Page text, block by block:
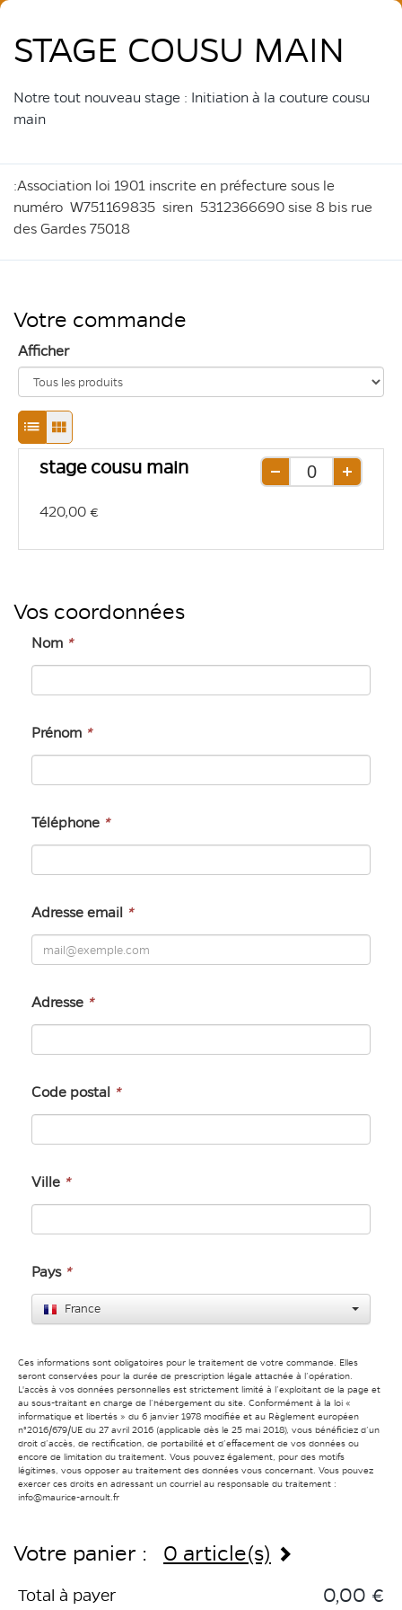
STAGE COUSU MAIN
Notre tout nouveau stage : Initiation à la couture cousu
main
:Association loi 1901 inscrite en préfecture sous le
numéro W751169835 siren 5312366690 sise 8 bis rue
des Gardes 75018
Votre commande
Afficher
Passage
en
mode
d'affichage
Passage
en
mode
d'affichage
stage cousu main
420,00 €
Retirer
Ajouter
Vos coordonnées
Nom *
Prénom *
Téléphone *
Adresse email *
Adresse *
Code postal *
Ville *
Pays *
France
Ces informations sont obligatoires pour le traitement de votre commande. Elles
seront conservées pour la durée de prescription légale attachée à l’opération.
L'accès à vos données personnelles est strictement limité à l’exploitant de la page et
au sous-traitant en charge de l’hébergement du site. Conformément à la loi «
informatique et libertés » du 6 janvier 1978 modifiée et au Règlement européen
n°2016/679/UE du 27 avril 2016 (applicable dès le 25 mai 2018), vous bénéficiez d’un
droit d’accès, de rectification, de portabilité et d’effacement de vos données ou
encore de limitation du traitement. Vous pouvez également, pour des motifs
légitimes, vous opposer au traitement des données vous concernant. Vous pouvez
exercer ces droits en adressant un courriel au responsable du traitement :
info@maurice-arnoult.fr
Votre panier : 0 article(s)
Total à payer 0,00 €